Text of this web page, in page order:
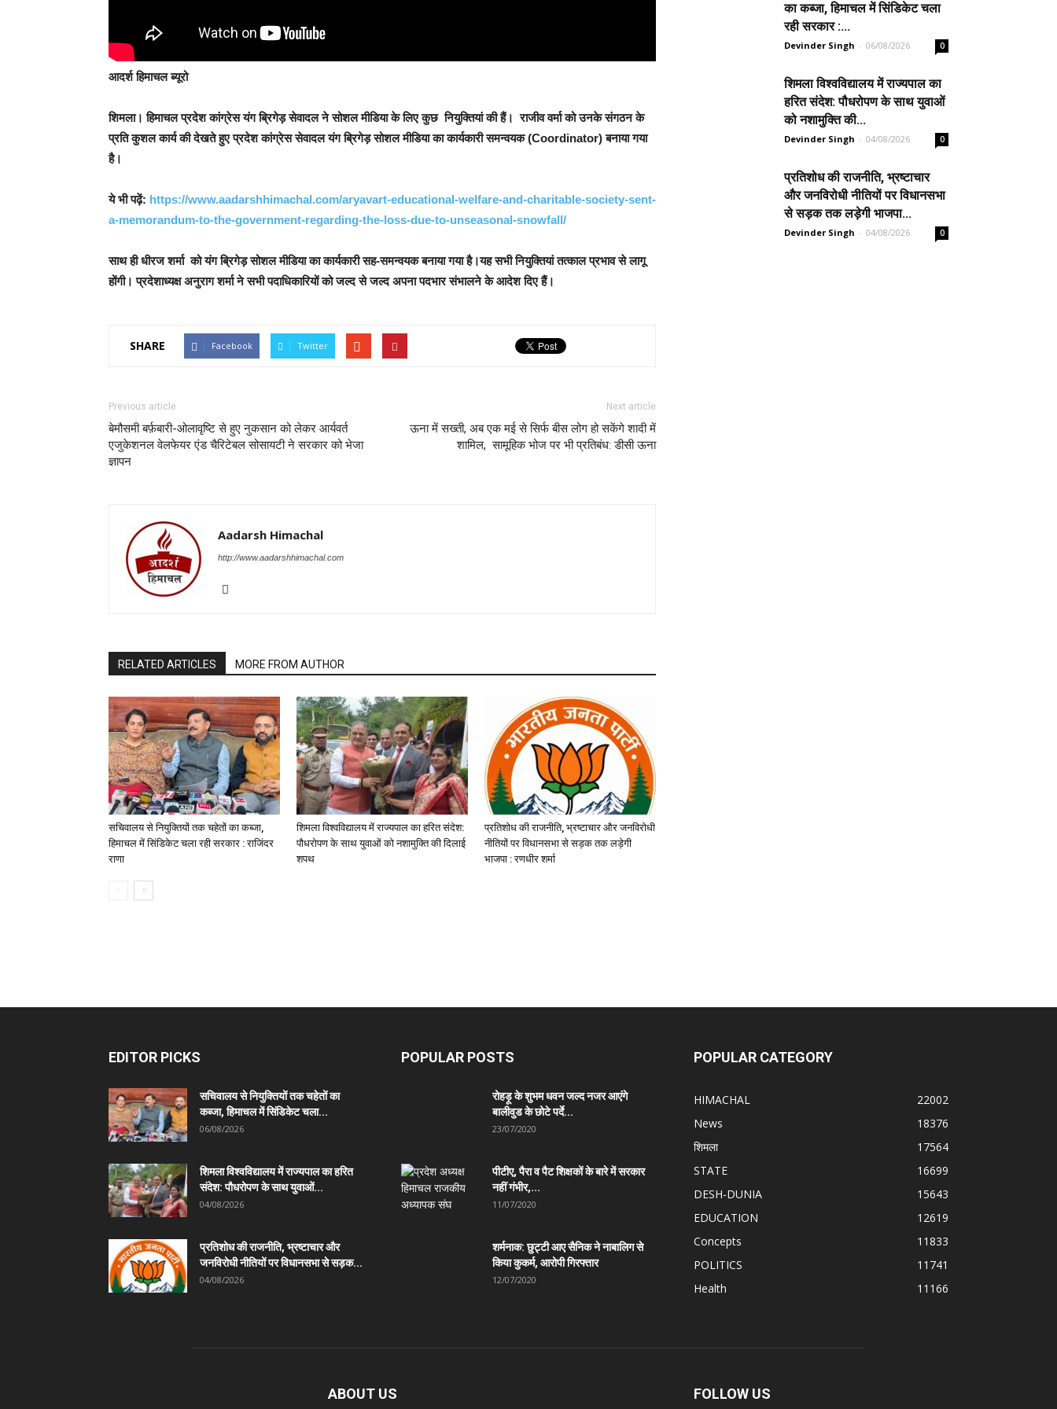
आदर्श हिमाचल ब्यूरो
शिमला।हिमाचल प्रदेश कांग्रेस यंग ब्रिगेड़ सेवादल ने सोशल मीडिया के लिए कुछ नियुक्तियां की हैं। राजीव वर्मा को उनके संगठन के
प्रति कुशल कार्य की देखते हुए प्रदेश कांग्रेस सेवादल यंग ब्रिगेड़ सोशल मीडिया का कार्यकारी समन्वयक (Coordinator) बनाया गया
है।
ये भी पढ़ें: https://www.aadarshhimachal.com/aryavart-educational-welfare-and-charitable-society-sent-
a-memorandum-to-the-government-regarding-the-loss-due-to-unseasonal-snowfall/
साथ ही धीरज शर्मा को यंग ब्रिगेड़ सोशल मीडिया का कार्यकारी सह-समन्वयक बनाया गया है।यह सभी नियुक्तियां तत्काल प्रभाव से लागू
होंगी। प्रदेशाध्यक्ष अनुराग शर्मा ने सभी पदाधिकारियों को जल्द से जल्द अपना पदभार संभालने के आदेश दिए हैं।
SHARE Facebook Twitter
Previous article
बेमौसमी बर्फ़बारी-ओलावृष्टि से हुए नुकसान को लेकर आर्यवर्त
एजुकेशनल वेलफेयर एंड चैरिटेबल सोसायटी ने सरकार को भेजा
ज्ञापन
Next article
ऊना में सख्ती, अब एक मई से सिर्फ बीस लोग हो सकेंगे शादी में
शामिल, सामूहिक भोज पर भी प्रतिबंध: डीसी ऊना
Aadarsh Himachal
http://www.aadarshhimachal.com
RELATED ARTICLES MORE FROM AUTHOR
सचिवालय से नियुक्तियों तक चहेतों का कब्जा,
हिमाचल में सिंडिकेट चला रही सरकार : राजिंदर
राणा
शिमला विश्वविद्यालय में राज्यपाल का हरित संदेश:
पौधरोपण के साथ युवाओं को नशामुक्ति की दिलाई
शपथ
प्रतिशोध की राजनीति, भ्रष्टाचार और जनविरोधी
नीतियों पर विधानसभा से सड़क तक लड़ेगी
भाजपा : रणधीर शर्मा
का कब्जा, हिमाचल में सिंडिकेट चला
रही सरकार :...
Devinder Singh - 06/08/2026 0
शिमला विश्वविद्यालय में राज्यपाल का
हरित संदेश: पौधरोपण के साथ युवाओं
को नशामुक्ति की...
Devinder Singh - 04/08/2026 0
प्रतिशोध की राजनीति, भ्रष्टाचार
और जनविरोधी नीतियों पर विधानसभा
से सड़क तक लड़ेगी भाजपा...
Devinder Singh - 04/08/2026 0
EDITOR PICKS
सचिवालय से नियुक्तियों तक चहेतों का
कब्जा, हिमाचल में सिंडिकेट चला...
06/08/2026
शिमला विश्वविद्यालय में राज्यपाल का हरित
संदेश: पौधरोपण के साथ युवाओं...
04/08/2026
प्रतिशोध की राजनीति, भ्रष्टाचार और
जनविरोधी नीतियों पर विधानसभा से सड़क...
04/08/2026
POPULAR POSTS
रोहड़ू के शुभम धवन जल्द नजर आएंगे
बालीवुड के छोटे पर्दे...
23/07/2020
पीटीए, पैरा व पैट शिक्षकों के बारे में सरकार
नहीं गंभीर,...
11/07/2020
शर्मनाक: छुट्टी आए सैनिक ने नाबालिग से
किया कुकर्म, आरोपी गिरफ्तार
12/07/2020
POPULAR CATEGORY
HIMACHAL
22002
News
18376
शिमला
17564
STATE
16699
DESH-DUNIA
15643
EDUCATION
12619
Concepts
11833
POLITICS
11741
Health
11166
ABOUT US FOLLOW US